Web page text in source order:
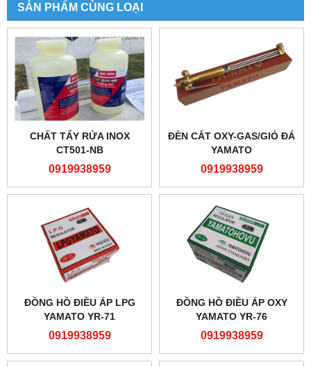
SẢN PHẨM CÙNG LOẠI
CHẤT TẨY RỬA INOX
CT501-NB
0919938959
ĐÈN CẮT OXY-GAS/GIÓ ĐÁ
YAMATO
0919938959
ĐỒNG HỒ ĐIỀU ÁP LPG
YAMATO YR-71
0919938959
ĐỒNG HỒ ĐIỀU ÁP OXY
YAMATO YR-76
0919938959